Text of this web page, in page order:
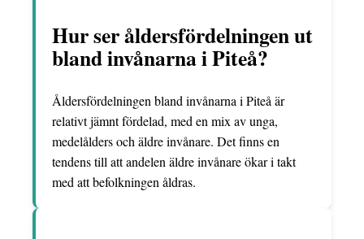
Hur ser åldersfördelningen ut
bland invånarna i Piteå?
Åldersfördelningen bland invånarna i Piteå är
relativt jämnt fördelad, med en mix av unga,
medelålders och äldre invånare. Det finns en
tendens till att andelen äldre invånare ökar i takt
med att befolkningen åldras.